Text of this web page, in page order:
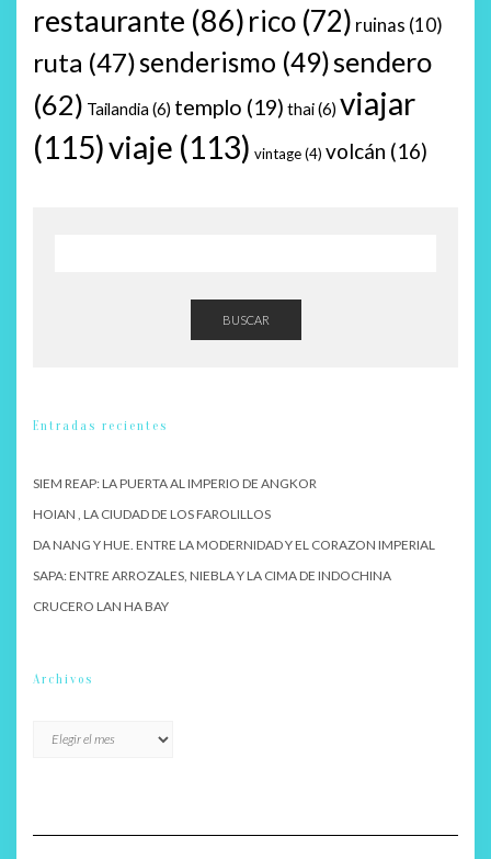
restaurante (86)rico (72) ruinas (10)
ruta (47)senderismo (49)sendero
(62) Tailandia (6) templo (19) thai(6) viajar
(115)viaje (113) vintage(4) volcán (16)
BUSCAR
Entradas recientes
SIEM REAP: LA PUERTA AL IMPERIO DE ANGKOR
HOIAN , LA CIUDAD DE LOS FAROLILLOS
DA NANG Y HUE. ENTRE LA MODERNIDAD Y EL CORAZON IMPERIAL
SAPA: ENTRE ARROZALES, NIEBLA Y LA CIMA DE INDOCHINA
CRUCERO LAN HA BAY
Archivos